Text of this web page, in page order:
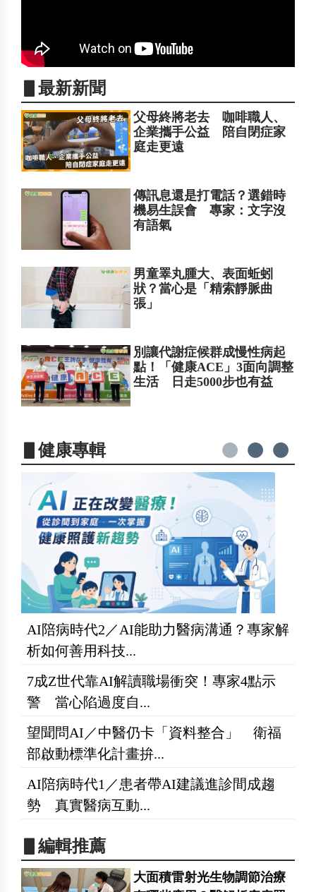
▋最新新聞
父母終將老去 咖啡職人、
企業攜手公益 陪自閉症家
庭走更遠
傳訊息還是打電話？選錯時
機易生誤會 專家：文字沒
有語氣
男童睪丸腫大、表面蚯蚓
狀？當心是「精索靜脈曲
張」
別讓代謝症候群成慢性病起
點！「健康ACE」3面向調整
生活 日走5000步也有益
▋健康專輯
AI陪病時代2／AI能助力醫病溝通？專家解
析如何善用科技...
7成Z世代靠AI解讀職場衝突！專家4點示
警 當心陷過度自...
望聞問AI／中醫仍卡「資料整合」 衛福
部啟動標準化計畫拚...
AI陪病時代1／患者帶AI建議進診間成趨
勢 真實醫病互動...
▋編輯推薦
大面積雷射光生物調節治療